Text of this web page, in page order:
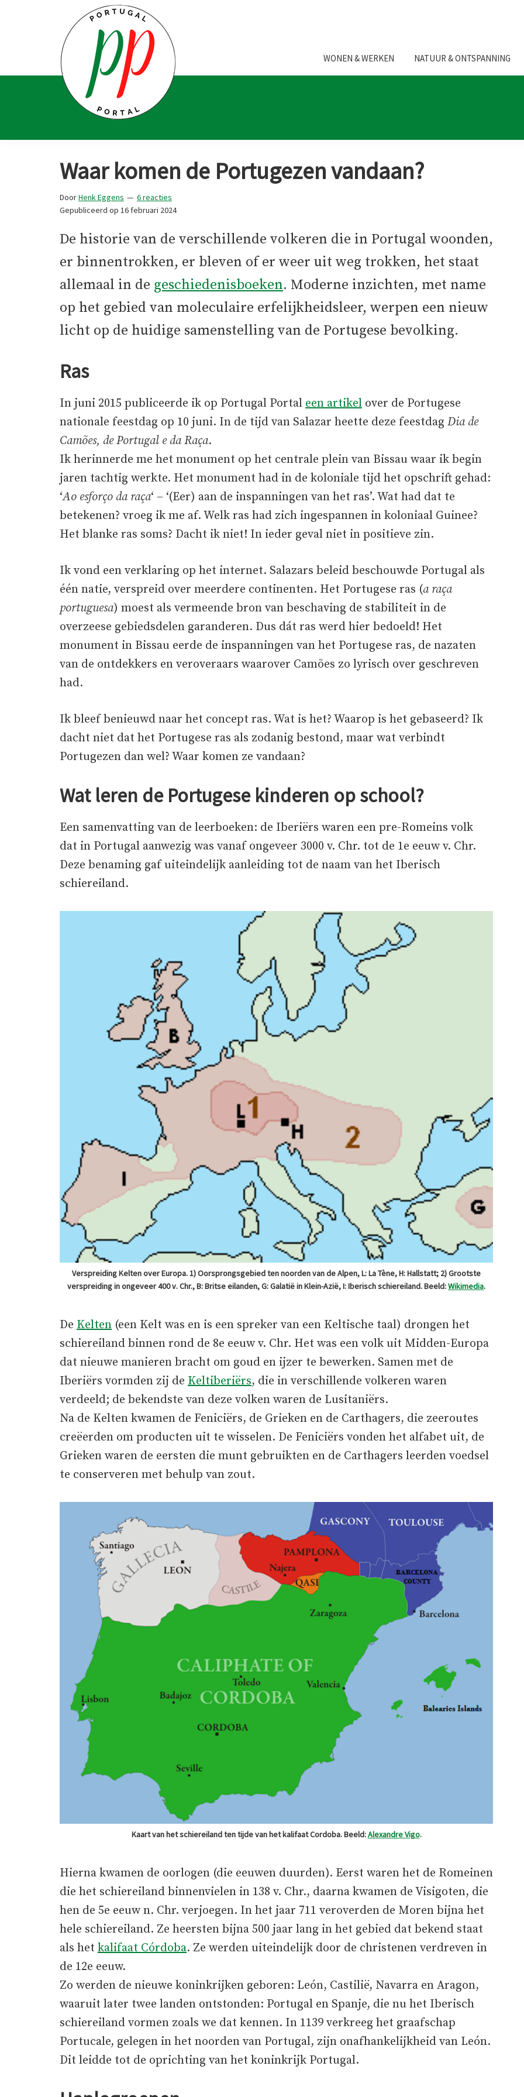
hoofdnavigatie
Portal
en
fanaten
WONEN & WERKEN NATUUR & ONTSPANNING
Waar komen de Portugezen vandaan?
DoorHenk Eggens
6 reacties
Gepubliceerd op 16 februari 2024
De historie van de verschillende volkeren die in Portugal woonden,
er binnentrokken, er bleven of er weer uit weg trokken, het staat
allemaal in de geschiedenisboeken. Moderne inzichten, met name
op het gebied van moleculaire erfelijkheidsleer, werpen een nieuw
licht op de huidige samenstelling van de Portugese bevolking.
Ras
In juni 2015 publiceerde ik op Portugal Portal een artikel over de Portugese
nationale feestdag op 10 juni. In de tijd van Salazar heette deze feestdag Dia de
Camões, de Portugal e da Raça.
Ik herinnerde me het monument op het centrale plein van Bissau waar ik begin
jaren tachtig werkte. Het monument had in de koloniale tijd het opschrift gehad:
‘Ao esforço da raça‘ – ‘(Eer) aan de inspanningen van het ras’. Wat had dat te
betekenen? vroeg ik me af. Welk ras had zich ingespannen in koloniaal Guinee?
Het blanke ras soms? Dacht ik niet! In ieder geval niet in positieve zin.
Ik vond een verklaring op het internet. Salazars beleid beschouwde Portugal als
één natie, verspreid over meerdere continenten. Het Portugese ras (a raça
portuguesa) moest als vermeende bron van beschaving de stabiliteit in de
overzeese gebiedsdelen garanderen. Dus dát ras werd hier bedoeld! Het
monument in Bissau eerde de inspanningen van het Portugese ras, de nazaten
van de ontdekkers en veroveraars waarover Camões zo lyrisch over geschreven
had.
Ik bleef benieuwd naar het concept ras. Wat is het? Waarop is het gebaseerd? Ik
dacht niet dat het Portugese ras als zodanig bestond, maar wat verbindt
Portugezen dan wel? Waar komen ze vandaan?
Wat leren de Portugese kinderen op school?
Een samenvatting van de leerboeken: de Iberiërs waren een pre-Romeins volk
dat in Portugal aanwezig was vanaf ongeveer 3000 v. Chr. tot de 1e eeuw v. Chr.
Deze benaming gaf uiteindelijk aanleiding tot de naam van het Iberisch
schiereiland.
Verspreiding Kelten over Europa. 1) Oorsprongsgebied ten noorden van de Alpen, L: La Tène, H: Hallstatt; 2) Grootste
verspreiding in ongeveer 400 v. Chr., B: Britse eilanden, G: Galatië in Klein-Azië, I: Iberisch schiereiland. Beeld:Wikimedia.
De Kelten (een Kelt was en is een spreker van een Keltische taal) drongen het
schiereiland binnen rond de 8e eeuw v. Chr. Het was een volk uit Midden-Europa
dat nieuwe manieren bracht om goud en ijzer te bewerken. Samen met de
Iberiërs vormden zij de Keltiberiërs, die in verschillende volkeren waren
verdeeld; de bekendste van deze volken waren de Lusitaniërs.
Na de Kelten kwamen de Feniciërs, de Grieken en de Carthagers, die zeeroutes
creëerden om producten uit te wisselen. De Feniciërs vonden het alfabet uit, de
Grieken waren de eersten die munt gebruikten en de Carthagers leerden voedsel
te conserveren met behulp van zout.
Kaart van het schiereiland ten tijde van het kalifaat Cordoba. Beeld:Alexandre Vigo.
Hierna kwamen de oorlogen (die eeuwen duurden). Eerst waren het de Romeinen
die het schiereiland binnenvielen in 138 v. Chr., daarna kwamen de Visigoten, die
hen de 5e eeuw n. Chr. verjoegen. In het jaar 711 veroverden de Moren bijna het
hele schiereiland. Ze heersten bijna 500 jaar lang in het gebied dat bekend staat
als het kalifaat Córdoba. Ze werden uiteindelijk door de christenen verdreven in
de 12e eeuw.
Zo werden de nieuwe koninkrijken geboren: León, Castilië, Navarra en Aragon,
waaruit later twee landen ontstonden: Portugal en Spanje, die nu het Iberisch
schiereiland vormen zoals we dat kennen. In 1139 verkreeg het graafschap
Portucale, gelegen in het noorden van Portugal, zijn onafhankelijkheid van León.
Dit leidde tot de oprichting van het koninkrijk Portugal.